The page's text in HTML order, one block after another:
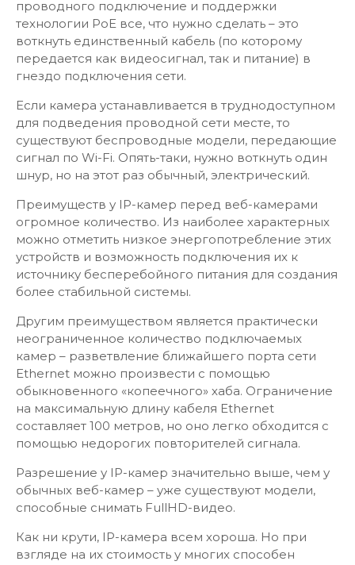
проводного подключение и поддержки
технологии PoE все, что нужно сделать – это
воткнуть единственный кабель (по которому
передается как видеосигнал, так и питание) в
гнездо подключения сети.
Если камера устанавливается в труднодоступном
для подведения проводной сети месте, то
существуют беспроводные модели, передающие
сигнал по Wi-Fi. Опять-таки, нужно воткнуть один
шнур, но на этот раз обычный, электрический.
Преимуществ у IP-камер перед веб-камерами
огромное количество. Из наиболее характерных
можно отметить низкое энергопотребление этих
устройств и возможность подключения их к
источнику бесперебойного питания для создания
более стабильной системы.
Другим преимуществом является практически
неограниченное количество подключаемых
камер – разветвление ближайшего порта сети
Ethernet можно произвести с помощью
обыкновенного «копеечного» хаба. Ограничение
на максимальную длину кабеля Ethernet
составляет 100 метров, но оно легко обходится с
помощью недорогих повторителей сигнала.
Разрешение у IP-камер значительно выше, чем у
обычных веб-камер – уже существуют модели,
способные снимать FullHD-видео.
Как ни крути, IP-камера всем хороша. Но при
взгляде на их стоимость у многих способен